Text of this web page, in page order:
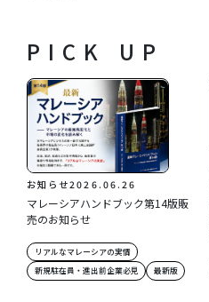
PICK UP
お知らせ2026.06.26
マレーシアハンドブック第14版販
売のお知らせ
リアルなマレーシアの実情
新規駐在員・進出前企業必見
最新版